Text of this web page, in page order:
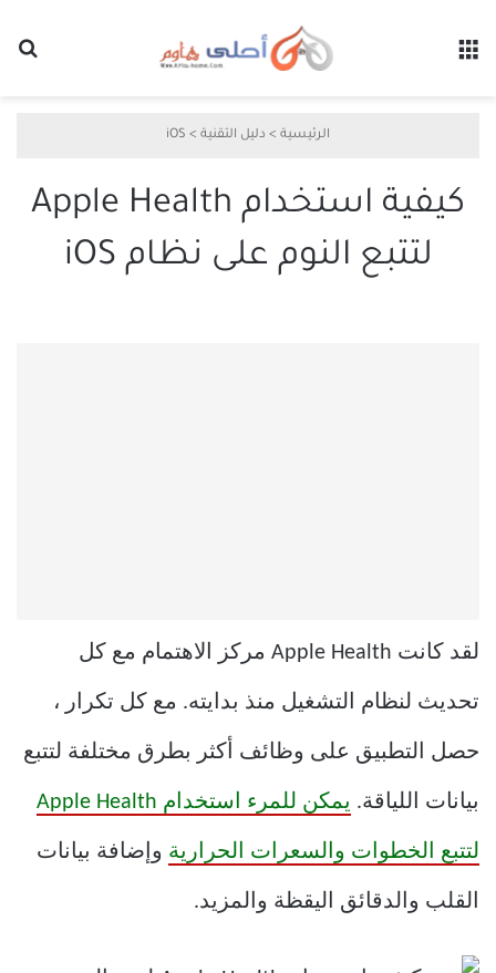
الرئيسية > دليل التقنية >
iOS
كيفية استخدام Apple Health
لتتبع النوم على نظام iOS
لقد كانت Apple Health مركز الاهتمام مع كل
تحديث لنظام التشغيل منذ بدايته. مع كل تكرار ،
حصل التطبيق على وظائف أكثر بطرق مختلفة لتتبع
بيانات اللياقة. يمكن للمرء استخدام Apple Health
لتتبع الخطوات والسعرات الحرارية وإضافة بيانات
القلب والدقائق اليقظة والمزيد.